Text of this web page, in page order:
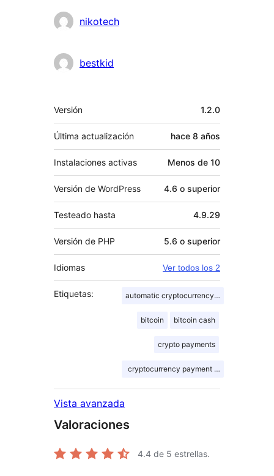
Colaboradores
nikotech
bestkid
Meta
Versión 1.2.0
Última actualización hace 8 años
Instalaciones activas Menos de 10
Versión de WordPress 4.6 o superior
Testeado hasta 4.9.29
Versión de PHP 5.6 o superior
Idiomas Ver todos los 2
Etiquetas: automatic cryptocurrency exchange
bitcoin bitcoin cash
crypto payments
cryptocurrency payment gateway
Vista avanzada
Valoraciones
4.4 de 5 estrellas.